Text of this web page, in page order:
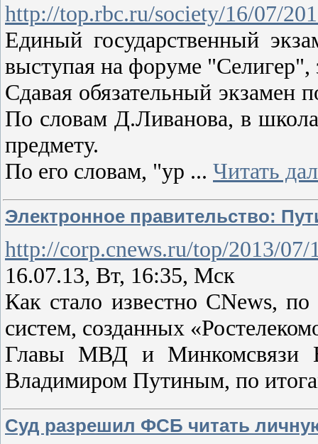
http://top.rbc.ru/society/16/07/
Единый государственный
выступая на форуме
Сдавая обязательный экзамен
По словам Д.Ливанова, в
предмету.
По его словам, "ур ... Читать
Электронное правительство:
http://corp.cnews.ru/top/2013/
16.07.13, Вт, 16:35, Мск
Как стало известно CNews,
систем, созданных
Главы МВД и Минкомсвязи
Владимиром Путиным, по
Суд разрешил ФСБ читать